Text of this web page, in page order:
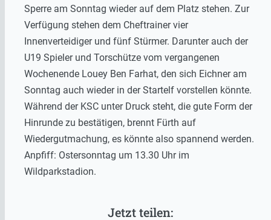
Sperre am Sonntag wieder auf dem Platz stehen. Zur
Verfügung stehen dem Cheftrainer vier
Innenverteidiger und fünf Stürmer. Darunter auch der
U19 Spieler und Torschütze vom vergangenen
Wochenende Louey Ben Farhat, den sich Eichner am
Sonntag auch wieder in der Startelf vorstellen könnte.
Während der KSC unter Druck steht, die gute Form der
Hinrunde zu bestätigen, brennt Fürth auf
Wiedergutmachung, es könnte also spannend werden.
Anpfiff: Ostersonntag um 13.30 Uhr im
Wildparkstadion.